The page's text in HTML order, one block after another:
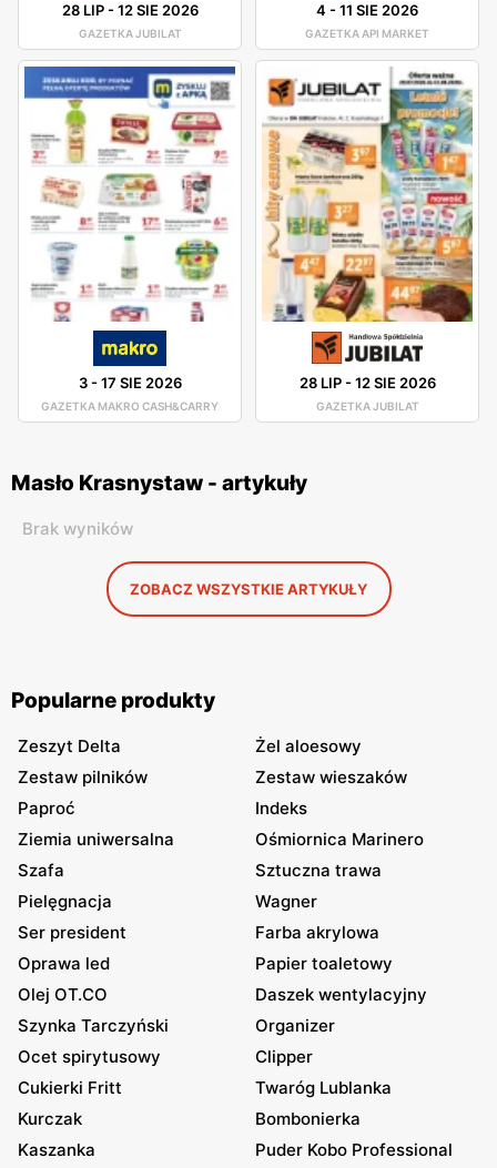
28 LIP-12 SIE 2026
GAZETKA JUBILAT
4 -11 SIE 2026
GAZETKA API MARKET
3-17 SIE 2026
GAZETKA MAKRO CASH&CARRY
28 LIP-12 SIE 2026
GAZETKA JUBILAT
Masło Krasnystaw - artykuły
Brak wyników
ZOBACZ WSZYSTKIE ARTYKUŁY
Popularne produkty
Zeszyt Delta
Żel aloesowy
Zestaw pilników
Zestaw wieszaków
Paproć
Indeks
Ziemia uniwersalna
Ośmiornica Marinero
Szafa
Sztuczna trawa
Pielęgnacja
Wagner
Ser president
Farba akrylowa
Oprawa led
Papier toaletowy
Olej OT.CO
Daszek wentylacyjny
Szynka Tarczyński
Organizer
Ocet spirytusowy
Clipper
Cukierki Fritt
Twaróg Lublanka
Kurczak
Bombonierka
Kaszanka
Puder Kobo Professional